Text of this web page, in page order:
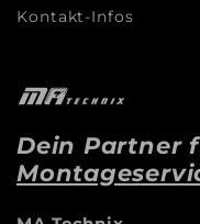
Kontakt-Infos
Dein Partner